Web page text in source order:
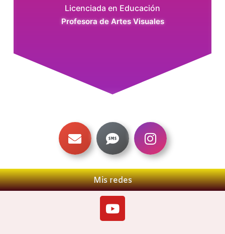
Licenciada en Educación
Profesora de Artes Visuales
Mis redes